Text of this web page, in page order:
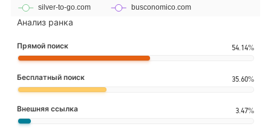
Анализ ранка
Прямой поиск 54.14%
Бесплатный поиск 35.60%
Внешняя ссылка 3.47%